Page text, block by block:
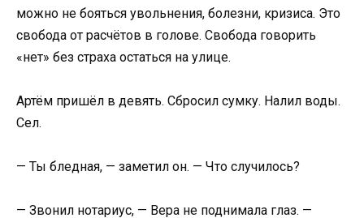
можно не бояться увольнения, болезни, кризиса. Это
свобода от расчётов в голове. Свобода говорить
«нет» без страха остаться на улице.
Артём пришёл в девять. Сбросил сумку. Налил воды.
Сел.
— Ты бледная, — заметил он. — Что случилось?
— Звонил нотариус, — Вера не поднимала глаз. —